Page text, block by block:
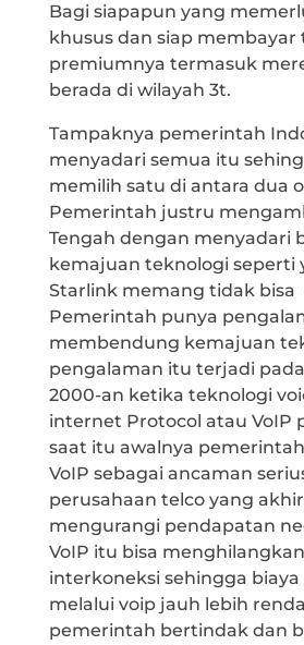
Bagi siapapun yang
khusus dan siap membayar
premiumnya termasuk
berada di wilayah 3t.
Tampaknya pemerintah
menyadari semua itu
memilih satu di antara dua
Pemerintah justru
Tengah dengan menyadari
kemajuan teknologi seperti
Starlink memang tidak bisa
Pemerintah punya
membendung kemajuan
pengalaman itu terjadi
2000-an ketika teknologi
internet Protocol atau VoIP
saat itu awalnya
VoIP sebagai ancaman
perusahaan telco yang
mengurangi pendapatan
VoIP itu bisa
interkoneksi sehingga
melalui voip jauh lebih
pemerintah bertindak dan